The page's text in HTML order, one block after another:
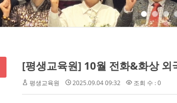
[평생교육원] 10월 전화&화상 외
평생교육원 2025.09.04 09:32 조회 수 : 0